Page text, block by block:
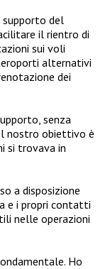
del
il rientro di
sui voli
alternativi
dei
senza
nostro obiettivo è
si trovava in
a disposizione
e i propri contatti
nelle operazioni
Ho